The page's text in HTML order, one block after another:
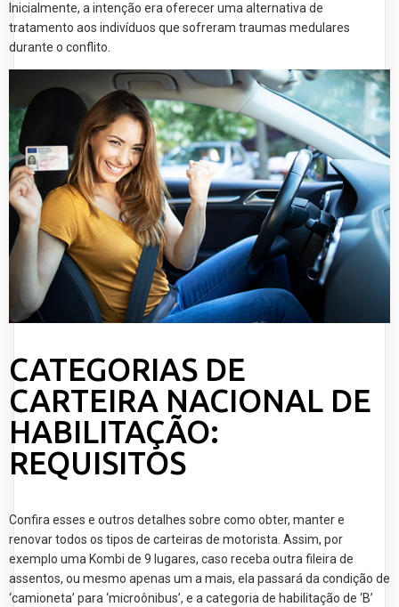
Inicialmente, a intenção era oferecer uma alternativa de
tratamento aos indivíduos que sofreram traumas medulares
durante o conflito.
CATEGORIAS DE
CARTEIRA NACIONAL DE
HABILITAÇÃO:
REQUISITOS
Confira esses e outros detalhes sobre como obter, manter e
renovar todos os tipos de carteiras de motorista. Assim, por
exemplo uma Kombi de 9 lugares, caso receba outra fileira de
assentos, ou mesmo apenas um a mais, ela passará da condição de
‘camioneta’ para ‘microônibus’, e a categoria de habilitação de ‘B’